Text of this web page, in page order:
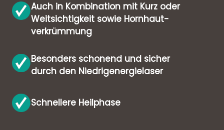
Auch in Kombination mit Kurz oder
Weitsichtigkeit sowie Hornhaut­
verkrümmung
Besonders schonend und sicher
durch den Niedrig­energielaser
Schnellere Heilphase